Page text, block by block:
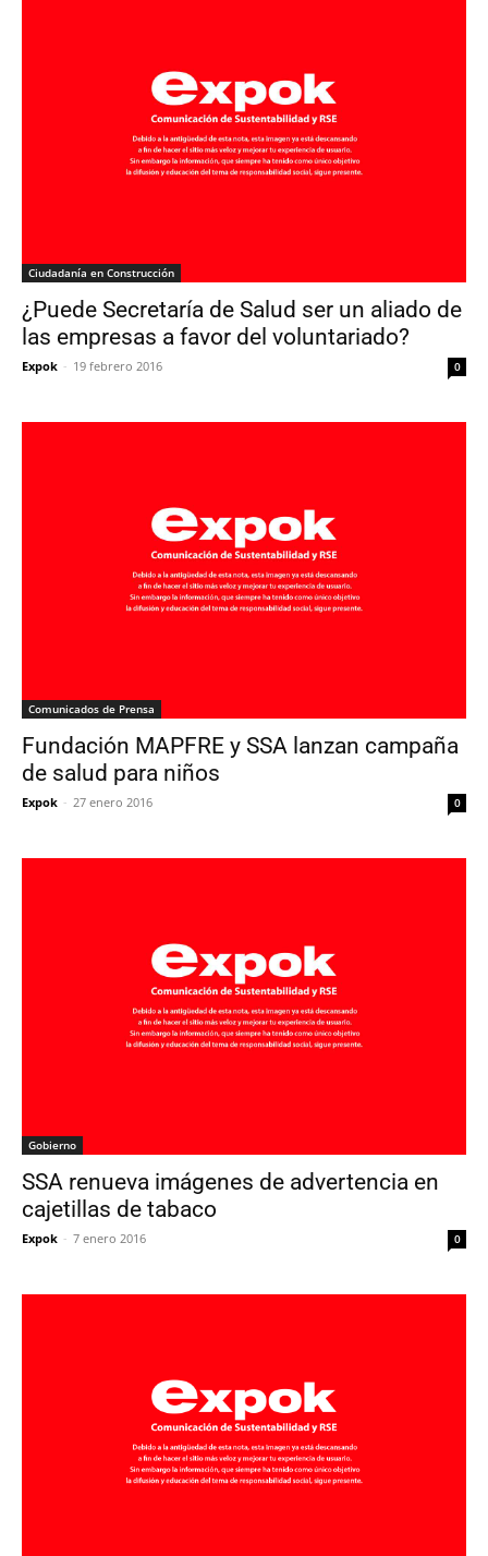
Ciudadanía en Construcción
¿Puede Secretaría de Salud ser un aliado de
las empresas a favor del voluntariado?
Expok - 19 febrero 2016 0
Comunicados de Prensa
Fundación MAPFRE y SSA lanzan campaña
de salud para niños
Expok - 27 enero 2016 0
Gobierno
SSA renueva imágenes de advertencia en
cajetillas de tabaco
Expok - 7 enero 2016 0